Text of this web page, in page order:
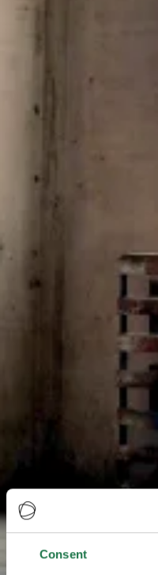
Consent